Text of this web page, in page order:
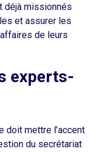
déjà missionnés
et assurer les
de leurs
experts-
doit mettre l’accent
du secrétariat